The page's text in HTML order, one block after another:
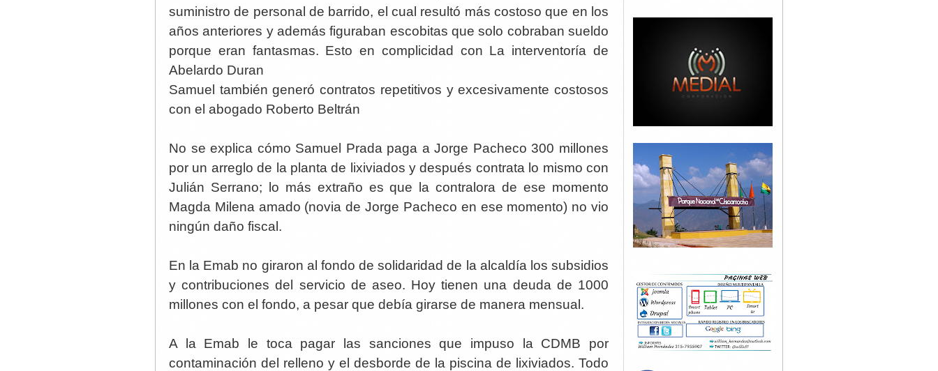
suministro de personal de barrido, el cual resultó más costoso que en los
años anteriores y además figuraban escobitas que solo cobraban sueldo
porque eran fantasmas. Esto en complicidad con La interventoría de
Abelardo Duran
Samuel también generó contratos repetitivos y excesivamente costosos
con el abogado Roberto Beltrán
No se explica cómo Samuel Prada paga a Jorge Pacheco 300 millones
por un arreglo de la planta de lixiviados y después contrata lo mismo con
Julián Serrano; lo más extraño es que la contralora de ese momento
Magda Milena amado (novia de Jorge Pacheco en ese momento) no vio
ningún daño fiscal.
En la Emab no giraron al fondo de solidaridad de la alcaldía los subsidios
y contribuciones del servicio de aseo. Hoy tienen una deuda de 1000
millones con el fondo, a pesar que debía girarse de manera mensual.
A la Emab le toca pagar las sanciones que impuso la CDMB por
contaminación del relleno y el desborde de la piscina de lixiviados. Todo